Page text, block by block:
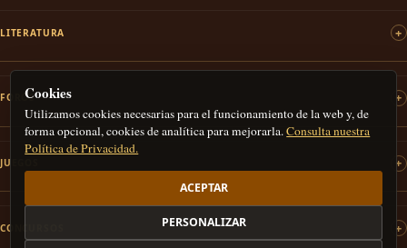
LITERATURA
FOROS
JUEGOS
CONCURSOS
Cookies
Utilizamos cookies necesarias para el funcionamiento de la web y, de
forma opcional, cookies de analítica para mejorarla.Consulta nuestra
Política de Privacidad.
ACEPTAR
PERSONALIZAR